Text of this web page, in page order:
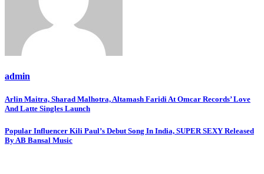
admin
Post
navigation
Arlin Maitra, Sharad Malhotra, Altamash Faridi At Omcar Records’ Love
And Latte Singles Launch
Popular Influencer Kili Paul’s Debut Song In India, SUPER SEXY Released
By AB Bansal Music